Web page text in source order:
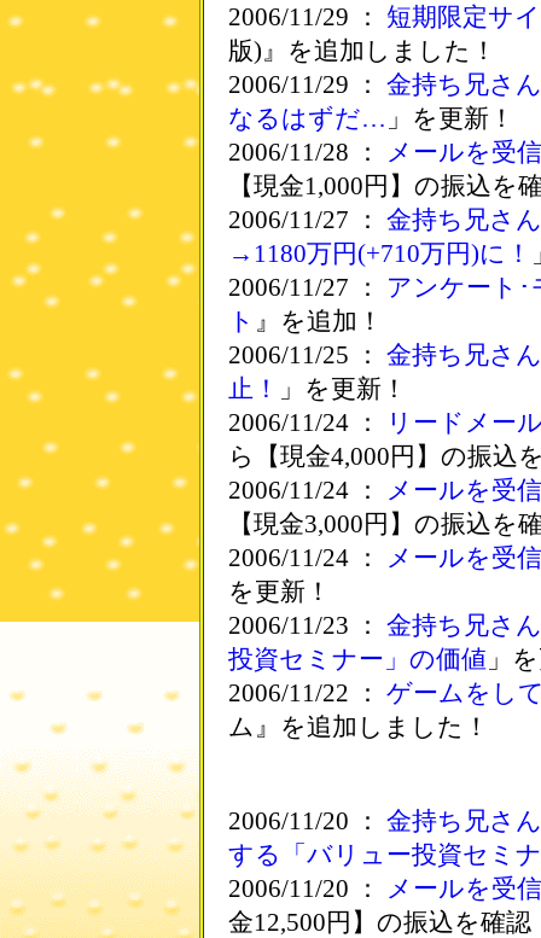
2006/11/29 ： 短期限定サ
版)』を追加しました！
2006/11/29 ： 金持ち兄さ
なるはずだ… 」を更新！
2006/11/28 ：
メールを受
【現金1,000円】の振込を
2006/11/27 ： 金持ち兄さ
→1180万円(+710万円)に！
2006/11/27 ： アンケート
ト 』を追加！
2006/11/25 ： 金持ち兄さ
止！
」を更新！
2006/11/24 ：
リードメー
ら【現金4,000円】の振込
2006/11/24 ：
メールを受
【現金3,000円】の振込を
2006/11/24 ：
メールを受
を更新！
2006/11/23 ： 金持ち兄さ
投資セミナー」の価値 」
2006/11/22 ： ゲームをし
ム』を追加しました！
2006/11/20 ： 金持ち兄さ
する「バリュー投資セミ
2006/11/20 ：
メールを受
金12,500円】の振込を確認